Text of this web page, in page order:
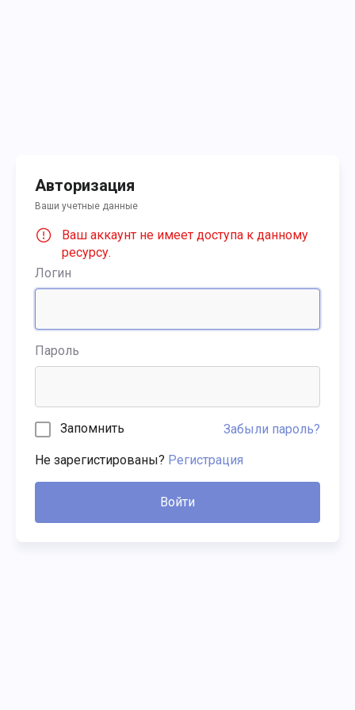
Авторизация
Ваши учетные данные
Ваш аккаунт не имеет доступа к данному
ресурсу.
Логин
Пароль
Запомнить Забыли пароль?
Не зарегистированы? Регистрация